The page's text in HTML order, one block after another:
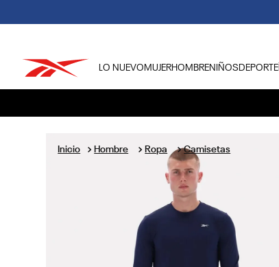
LO NUEVO MUJERHOMBRENIÑOSDEPORTE
Hombre Ropa Camisetas
1.
tenis hombre
tenis reebok classics
américa
5.
once caldas
américa cali